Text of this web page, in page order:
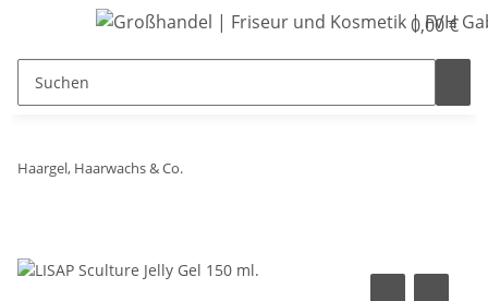
0,00 €
Haargel, Haarwachs & Co.